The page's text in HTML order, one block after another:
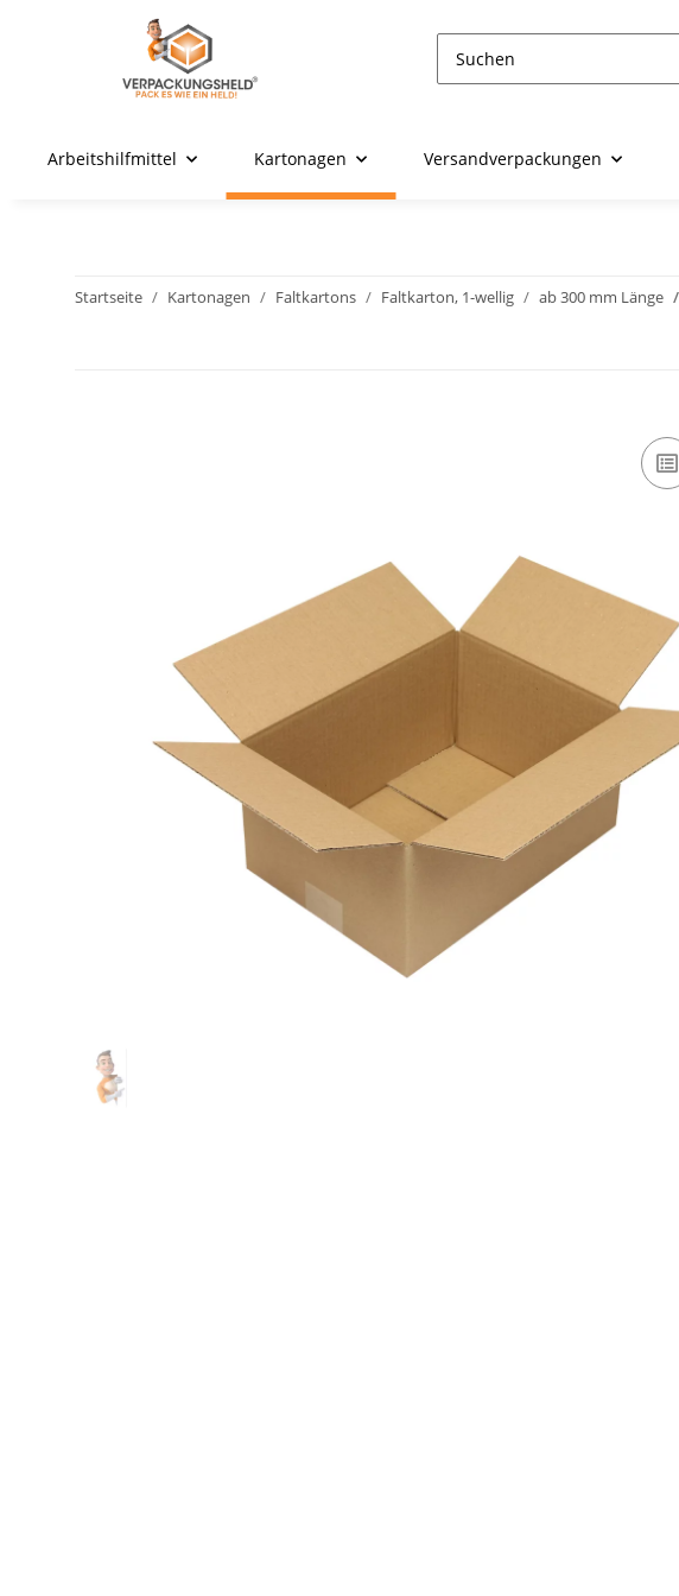
Arbeitshilfmittel Kartonagen Versandverpackungen
Startseite Kartonagen Faltkartons Faltkarton, 1-wellig ab 300 mm Länge